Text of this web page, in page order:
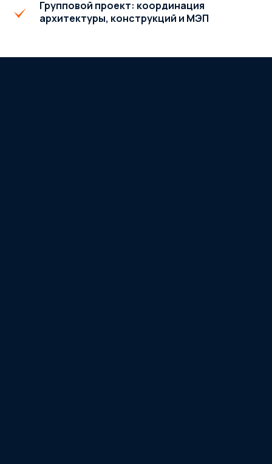
Групповой проект: координация
архитектуры, конструкций и МЭП